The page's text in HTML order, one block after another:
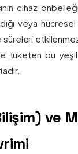
cihaz
veya
tüketen bu yeşil
ve